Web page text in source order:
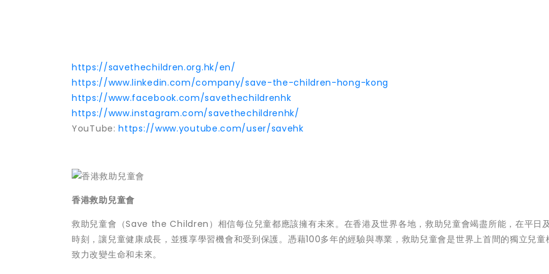
https://savethechildren.org.hk/en/
https://www.linkedin.com/company/save-the-children-hong-kong
https://www.facebook.com/savethechildrenhk
https://www.instagram.com/savethechildrenhk/
YouTube:https://www.youtube.com/user/savehk
香港救助兒童會
救助兒童會（Save the Children）相信每位兒童都應該擁有未來。在香港及世界各地，救助兒童會竭盡所能，在平日
時刻，讓兒童健康成長，並獲享學習機會和受到保護。憑藉100多年的經驗與專業，救助兒童會是世界上首間的獨立兒
致力改變生命和未來。